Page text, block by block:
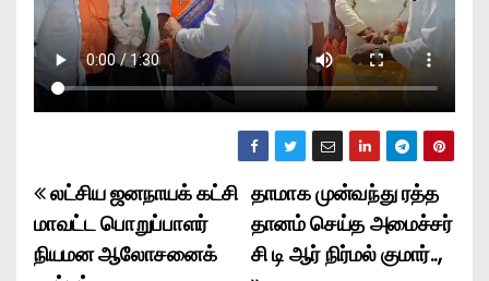
P
o
தாமாக முன்வந்து ரத்த
தானம் செய்த அமைச்சர்
சி டி ஆர் நிர்மல் குமார்..,
லட்சிய ஜனநாயக் கட்சி
மாவட்ட பொறுப்பாளர்
நியமன ஆலோசனைக்